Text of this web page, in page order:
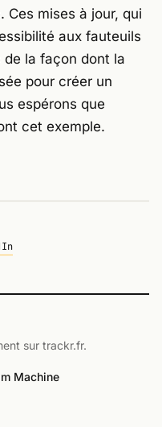
Ces mises à jour, qui
aux fauteuils
de la façon dont la
pour créer un
espérons que
cet exemple.
sur trackr.fr.
Machine